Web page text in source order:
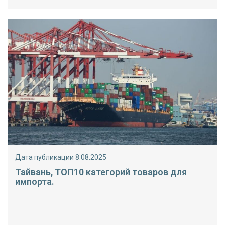
Дата публикации 8.08.2025
Тайвань, ТОП10 категорий товаров для
импорта.